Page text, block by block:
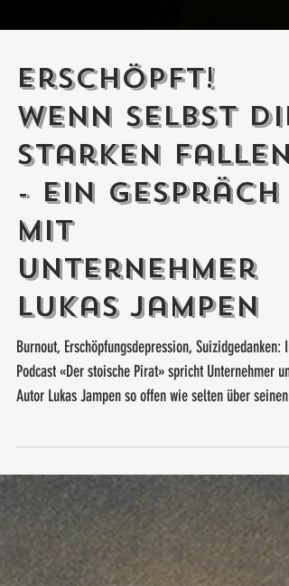
Erschöpft!
Wenn selbst die
Starken fallen
- Ein Gespräch
mit
Unternehmer
Lukas Jampen
Burnout, Erschöpfungsdepression, Suizidgedanken: Im
Autor Lukas Jampen so offen wie selten über seinen
Männlichkeit, mentale Gesundheit – und darüber,
warum wahre Stärke manchmal darin besteht, sich
helfen zu lassen.